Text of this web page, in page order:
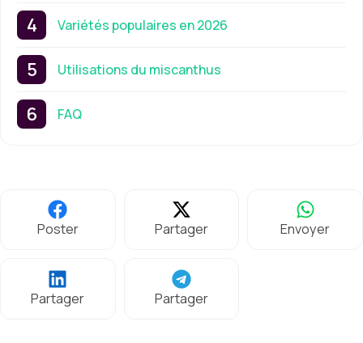
Variétés populaires en 2026
Utilisations du miscanthus
FAQ
Poster Partager Envoyer
Partager Partager